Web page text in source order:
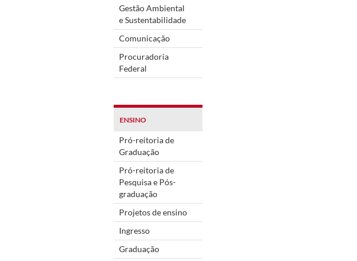
Gestão Ambiental
e Sustentabilidade
Comunicação
Procuradoria
Federal
ENSINO
Pró-reitoria de
Graduação
Pró-reitoria de
Pesquisa e Pós-
graduação
Projetos de ensino
Ingresso
Graduação